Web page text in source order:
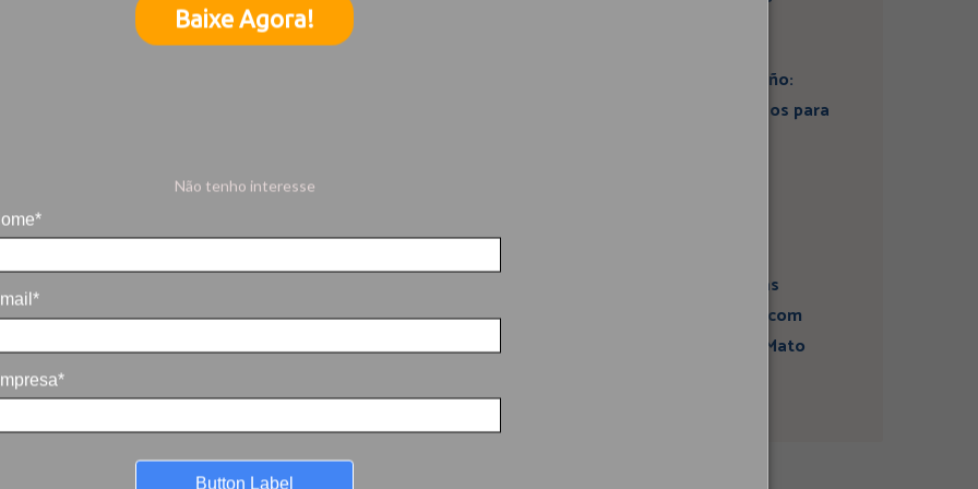
Baixe Agora!
Não tenho interesse
Button Label
Artigo: Super El Niño:
estamos preparados para
atividades sísmicas
fortalece diálogo com
comunidades em Mato